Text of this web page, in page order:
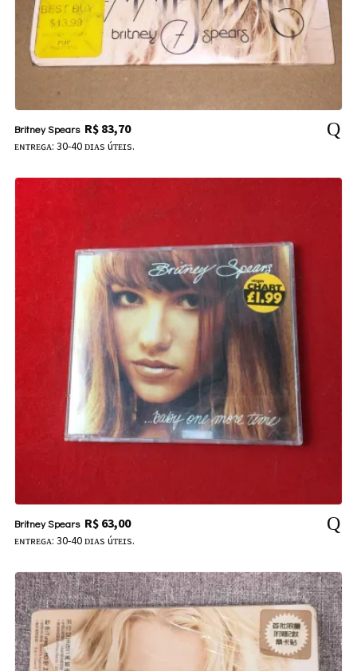
Britney Spears R$83,70
ᴇɴᴛʀᴇɢᴀ: 30-40 ᴅɪᴀs úᴛᴇɪs.
Britney Spears R$63,00
ᴇɴᴛʀᴇɢᴀ: 30-40 ᴅɪᴀs úᴛᴇɪs.